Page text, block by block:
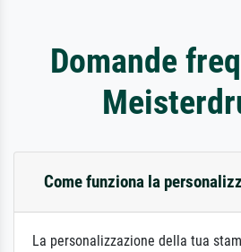
Domande
Come funziona la
La personalizzazione della tua